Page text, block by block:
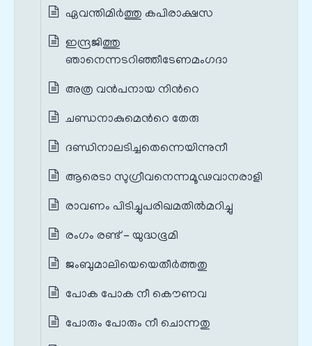
ഏവന്തിമിര്‍ത്തു കപിരാക്ഷസ
ഇന്ദ്രജിത്തു
ഞാനെന്നടറിഞ്ഞീടേണമംഗദാ
അത്ര വന്‍പനായ നിന്‍റെ
ചണ്ഡനാകുമെന്‍റെ തേരു
ദണ്ഡിനാലടിച്ചതെന്നെയിന്നുനീ
ആരെടാ സുഗ്രീവനെന്നമൂഢവാനരാളി
രാവണം പിടിച്ചുപരിഖമതില്‍മറിച്ചു
രംഗം രണ്ട് - യുദ്ധഭൂമി
ജംബുമാലിയെയെതീര്‍ത്തതു
പോക പോക നീ കൌണവ
പോരും പോരും നീ ചൊന്നതു